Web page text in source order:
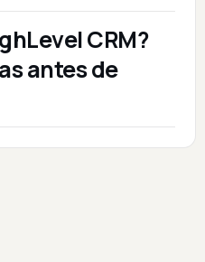
CRM?
antes de